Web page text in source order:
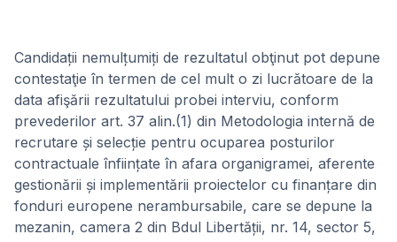
Candidații nemulțumiți de rezultatul obţinut pot depune
contestaţie în termen de cel mult o zi lucrătoare de la
data afişării rezultatului probei interviu, conform
prevederilor art. 37 alin.(1) din Metodologia internă de
recrutare și selecție pentru ocuparea posturilor
contractuale înființate în afara organigramei, aferente
gestionării și implementării proiectelor cu finanțare din
fonduri europene nerambursabile, care se depune la
mezanin, camera 2 din Bdul Libertății, nr. 14, sector 5,